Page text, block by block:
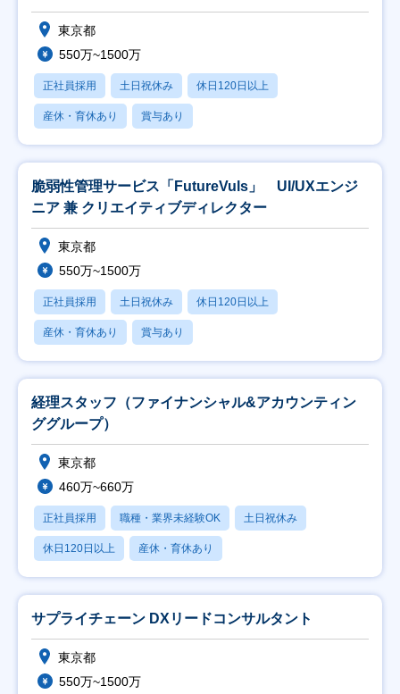
東京都
550万~1500万
正社員採用 土日祝休み 休日120日以上
産休・育休あり 賞与あり
脆弱性管理サービス「FutureVuls」 UI/UXエンジ
ニア 兼 クリエイティブディレクター
東京都
550万~1500万
正社員採用 土日祝休み 休日120日以上
産休・育休あり 賞与あり
経理スタッフ（ファイナンシャル&アカウンティン
ググループ）
東京都
460万~660万
正社員採用 職種・業界未経験OK 土日祝休み
休日120日以上 産休・育休あり
サプライチェーン DXリードコンサルタント
東京都
550万~1500万